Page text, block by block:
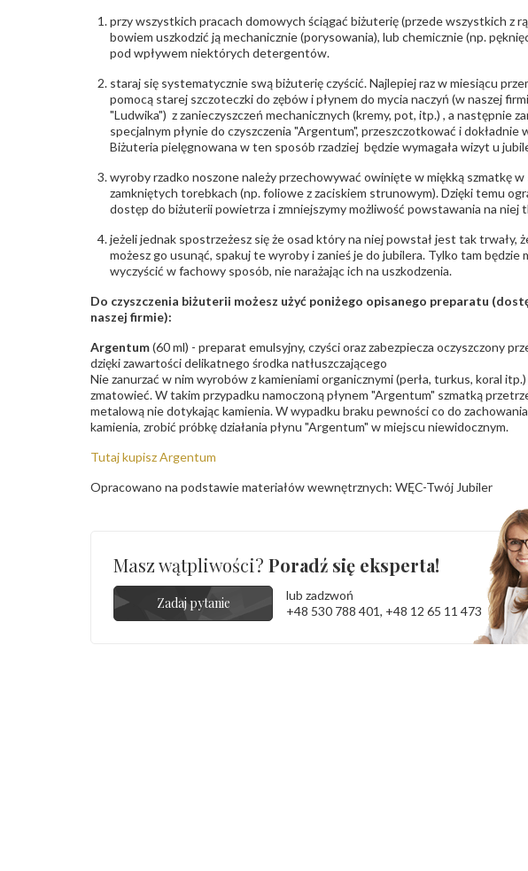
przy wszystkich pracach domowych ściągać biżuterię (przede wszystkich z
bowiem uszkodzić ją mechanicznie (porysowania), lub chemicznie (np.
pod wpływem niektórych detergentów.
staraj się systematycznie swą biżuterię czyścić. Najlepiej raz w miesiącu
pomocą starej szczoteczki do zębów i płynem do mycia naczyń (w naszej
"Ludwika") z zanieczyszczeń mechanicznych (kremy, pot, itp.) , a następnie
specjalnym płynie do czyszczenia "Argentum", przeszczotkować i dokładnie
Biżuteria pielęgnowana w ten sposób rzadziej będzie wymagała wizyt u
wyroby rzadko noszone należy przechowywać owinięte w miękką szmatkę w
zamkniętych torebkach (np. foliowe z zaciskiem strunowym). Dzięki temu
dostęp do biżuterii powietrza i zmniejszymy możliwość powstawania na niej
jeżeli jednak spostrzeżesz się że osad który na niej powstał jest tak trwały,
możesz go usunąć, spakuj te wyroby i zanieś je do jubilera. Tylko tam będzie
wyczyścić w fachowy sposób, nie narażając ich na uszkodzenia.
Do czyszczenia biżuterii możesz użyć poniżego opisanego preparatu
naszej firmie):
Argentum(60 ml) - preparat emulsyjny, czyści oraz zabezpiecza oczyszczony
dzięki zawartości delikatnego środka natłuszczającego
Nie zanurzać w nim wyrobów z kamieniami organicznymi (perła, turkus, koral
zmatowieć. W takim przypadku namoczoną płynem "Argentum" szmatką
metalową nie dotykając kamienia. W wypadku braku pewności co do
kamienia, zrobić próbkę działania płynu "Argentum" w miejscu niewidocznym.
Tutaj kupisz Argentum
Opracowano na podstawie materiałów wewnętrznych: WĘC-Twój Jubiler
Masz wątpliwości? Poradź się eksperta!
Zadaj pytanie
lub zadzwoń
+48 530 788 401, +48 12 65 11 473